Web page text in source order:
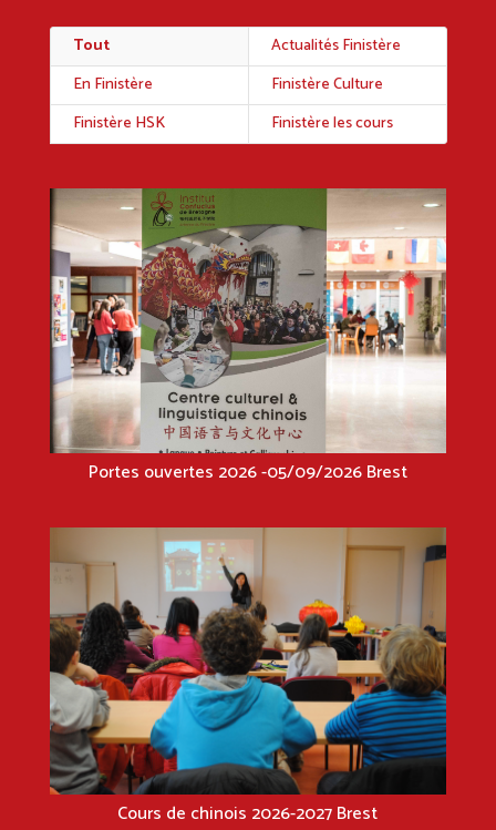
Tout
Actualités Finistère
En Finistère
Finistère Culture
Finistère HSK
Finistère les cours
Portes ouvertes 2026 -05/09/2026 Brest
Cours de chinois 2026-2027 Brest